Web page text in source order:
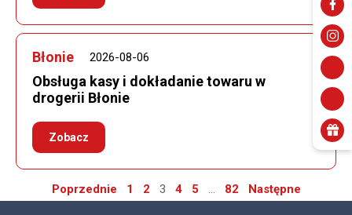
Błonie 2026-08-06
Obsługa kasy i dokładanie towaru w
drogerii Błonie​
Zobacz
Nawigacja
po
Poprzednie 1 2 3 4 5 … 82 Następne